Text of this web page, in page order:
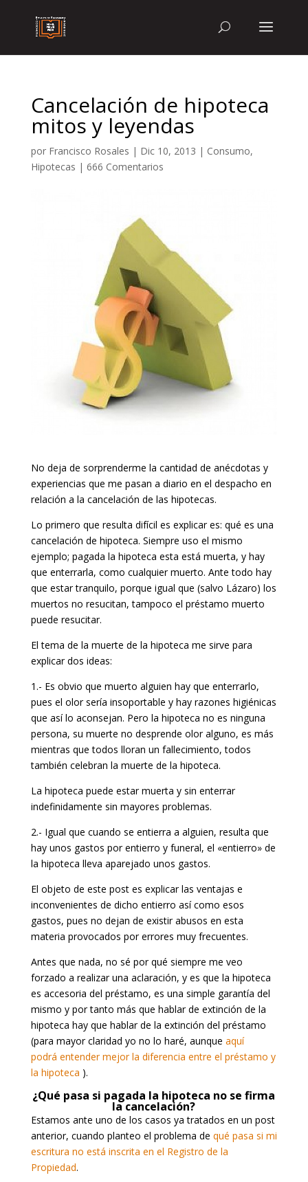
Cancelación de hipoteca
mitos y leyendas
por Francisco Rosales | Dic 10, 2013 | Consumo,
Hipotecas | 666 Comentarios
No deja de sorprenderme la cantidad de anécdotas y
experiencias que me pasan a diario en el despacho en
relación a la cancelación de las hipotecas.
Lo primero que resulta difícil es explicar es: qué es una
cancelación de hipoteca. Siempre uso el mismo
ejemplo; pagada la hipoteca esta está muerta, y hay
que enterrarla, como cualquier muerto. Ante todo hay
que estar tranquilo, porque igual que (salvo Lázaro) los
muertos no resucitan, tampoco el préstamo muerto
puede resucitar.
El tema de la muerte de la hipoteca me sirve para
explicar dos ideas:
1.- Es obvio que muerto alguien hay que enterrarlo,
pues el olor sería insoportable y hay razones higiénicas
que así lo aconsejan. Pero la hipoteca no es ninguna
persona, su muerte no desprende olor alguno, es más
mientras que todos lloran un fallecimiento, todos
también celebran la muerte de la hipoteca.
La hipoteca puede estar muerta y sin enterrar
indefinidamente sin mayores problemas.
2.- Igual que cuando se entierra a alguien, resulta que
hay unos gastos por entierro y funeral, el «entierro» de
la hipoteca lleva aparejado unos gastos.
El objeto de este post es explicar las ventajas e
inconvenientes de dicho entierro así como esos
gastos, pues no dejan de existir abusos en esta
materia provocados por errores muy frecuentes.
Antes que nada, no sé por qué siempre me veo
forzado a realizar una aclaración, y es que la hipoteca
es accesoria del préstamo, es una simple garantía del
mismo y por tanto más que hablar de extinción de la
hipoteca hay que hablar de la extinción del préstamo
(para mayor claridad yo no lo haré, aunque aquí
podrá entender mejor la diferencia entre el préstamo y
la hipoteca ).
¿Qué pasa si pagada la hipoteca no se firma
la cancelación?
Estamos ante uno de los casos ya tratados en un post
anterior, cuando planteo el problema de qué pasa si mi
escritura no está inscrita en el Registro de la
Propiedad.